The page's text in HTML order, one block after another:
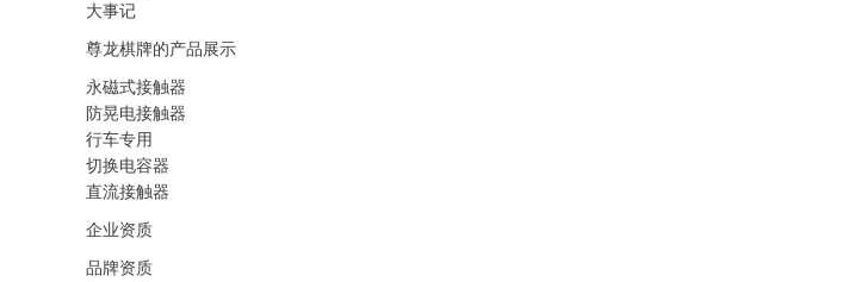
大事记
尊龙棋牌的产品展示
永磁式接触器
防晃电接触器
行车专用
切换电容器
直流接触器
企业资质
品牌资质